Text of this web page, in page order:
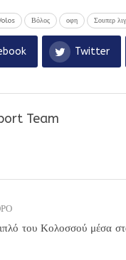
Βόλος οφη Σουπερ
Twitter
Team
του Κολοσσού μέσα